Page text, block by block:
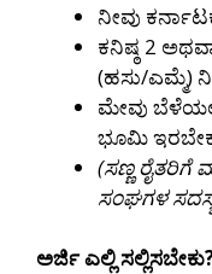
ನೀವು
ಕನಿಷ್ಠ 2
(ಹಸು/ಎಮ್ಮೆ)
ಮೇವು
ಭೂಮಿ
(ಸಣ್ಣ ರೈತರಿಗೆ
ಸಂಘಗಳ
ಅರ್ಜಿ ಎಲ್ಲಿ